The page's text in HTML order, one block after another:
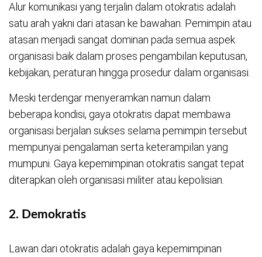
Alur komunikasi yang terjalin dalam otokratis adalah
satu arah yakni dari atasan ke bawahan. Pemimpin atau
atasan menjadi sangat dominan pada semua aspek
organisasi baik dalam proses pengambilan keputusan,
kebijakan, peraturan hingga prosedur dalam organisasi.
Meski terdengar menyeramkan namun dalam
beberapa kondisi, gaya otokratis dapat membawa
organisasi berjalan sukses selama pemimpin tersebut
mempunyai pengalaman serta keterampilan yang
mumpuni. Gaya kepemimpinan otokratis sangat tepat
diterapkan oleh organisasi militer atau kepolisian.
2. Demokratis
Lawan dari otokratis adalah gaya kepemimpinan